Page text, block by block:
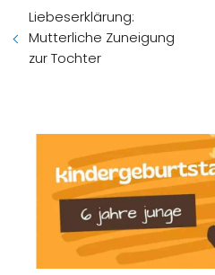
Liebeserklärung:
Mutterliche Zuneigung
zur Tochter